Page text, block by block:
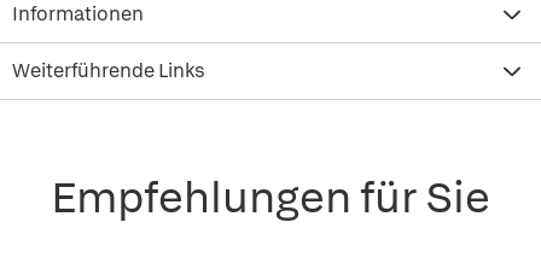
Informationen
Weiterführende Links
Empfehlungen für Sie